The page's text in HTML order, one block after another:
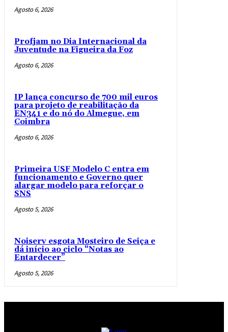
Agosto 6, 2026
Profjam no Dia Internacional da
Juventude na Figueira da Foz
Agosto 6, 2026
IP lança concurso de 700 mil euros
para projeto de reabilitação da
EN341 e do nó do Almegue, em
Coimbra
Agosto 6, 2026
Primeira USF Modelo C entra em
funcionamento e Governo quer
alargar modelo para reforçar o
SNS
Agosto 5, 2026
Noiserv esgota Mosteiro de Seiça e
dá início ao ciclo “Notas ao
Entardecer”
Agosto 5, 2026